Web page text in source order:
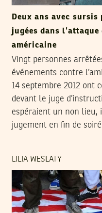
Deux ans avec
jugées dans l’attaque
américaine
Vingt personnes
événements contre
14 septembre 2012 ont
devant le juge
espéraient un non
jugement en fin de
LILIA WESLATY